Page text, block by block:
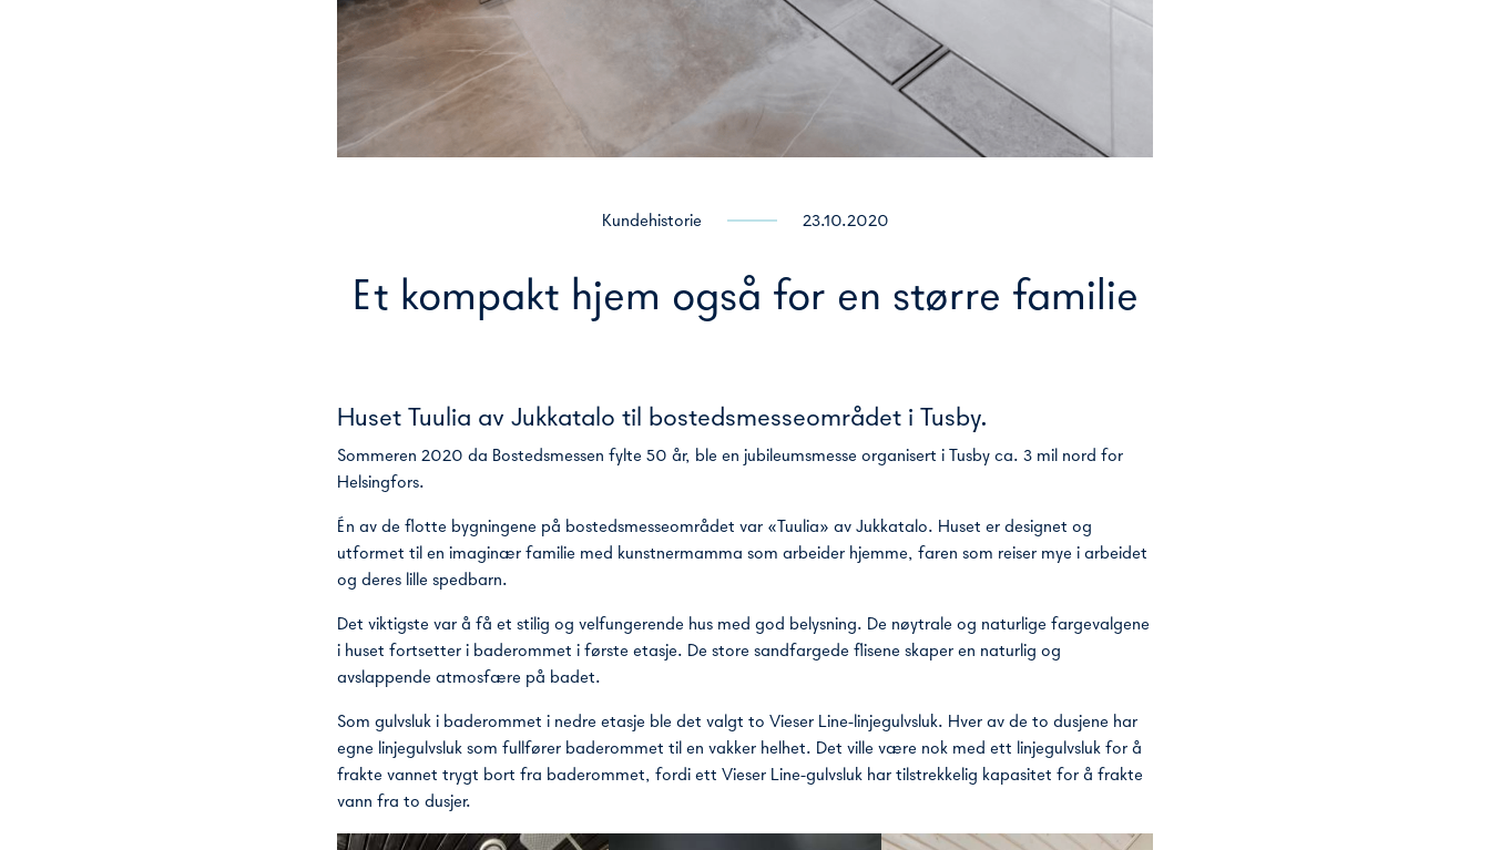
Kundehistorie 23.10.2020
Et kompakt hjem også for en større familie
Huset Tuulia av Jukkatalo til bostedsmesseområdet i Tusby.
Sommeren 2020 da Bostedsmessen fylte 50 år, ble en jubileumsmesse organisert i Tusby ca. 3 mil nord for
Helsingfors.
Én av de flotte bygningene på bostedsmesseområdet var «Tuulia» av Jukkatalo. Huset er designet og
utformet til en imaginær familie med kunstnermamma som arbeider hjemme, faren som reiser mye i arbeidet
og deres lille spedbarn.
Det viktigste var å få et stilig og velfungerende hus med god belysning. De nøytrale og naturlige fargevalgene
i huset fortsetter i baderommet i første etasje. De store sandfargede flisene skaper en naturlig og
avslappende atmosfære på badet.
Som gulvsluk i baderommet i nedre etasje ble det valgt to Vieser Line-linjegulvsluk. Hver av de to dusjene har
egne linjegulvsluk som fullfører baderommet til en vakker helhet. Det ville være nok med ett linjegulvsluk for å
frakte vannet trygt bort fra baderommet, fordi ett Vieser Line-gulvsluk har tilstrekkelig kapasitet for å frakte
vann fra to dusjer.